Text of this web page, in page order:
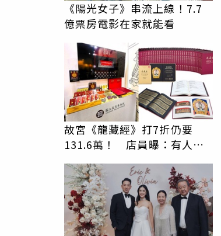
《陽光女子》串流上線！7.7
億票房電影在家就能看
故宮《龍藏經》打7折仍要
131.6萬！ 店員曝：有人原